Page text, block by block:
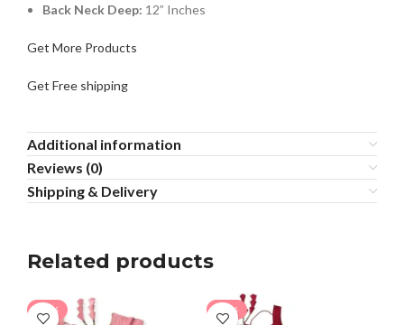
Back Neck Deep: 12” Inches
Get More Products
Get Free shipping
Additional information
Reviews (0)
Shipping & Delivery
Related products
-18% -18%